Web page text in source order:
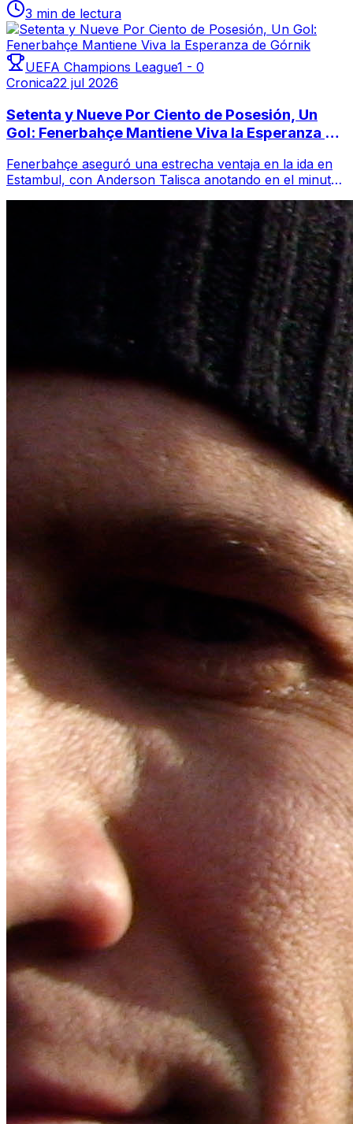
3 min de lectura
UEFA Champions League1 - 0
Cronica22 jul 2026
Setenta y Nueve Por Ciento de Posesión, Un
Gol: Fenerbahçe Mantiene Viva la Esperanza de
Fenerbahçe aseguró una estrecha ventaja en la ida en
Estambul, con Anderson Talisca anotando en el minuto